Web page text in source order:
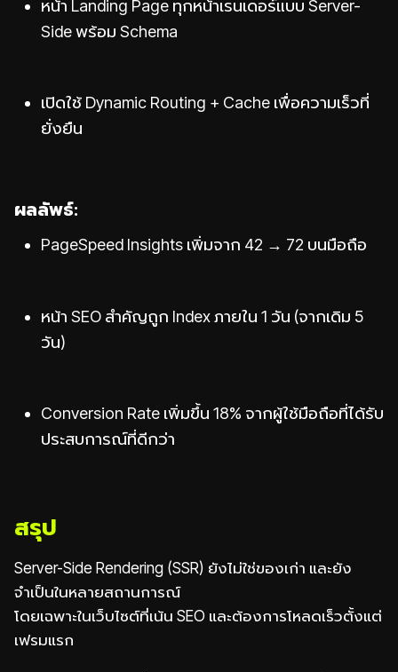
หน้า Landing Page ทุกหน้าเรนเดอร์แบบ Server-
Side พร้อม Schema
เปิดใช้ Dynamic Routing + Cache เพื่อความเร็วที่
ยั่งยืน
ผลลัพธ์:
PageSpeed Insights เพิ่มจาก 42 → 72 บนมือถือ
หน้า SEO สำคัญถูก Index ภายใน 1 วัน (จากเดิม 5
วัน)
Conversion Rate เพิ่มขึ้น 18% จากผู้ใช้มือถือที่ได้รับ
ประสบการณ์ที่ดีกว่า
สรุป
Server-Side Rendering (SSR) ยังไม่ใช่ของเก่า และยัง
จำเป็นในหลายสถานการณ์
โดยเฉพาะในเว็บไซต์ที่เน้น SEO และต้องการโหลดเร็วตั้งแต่
เฟรมแรก